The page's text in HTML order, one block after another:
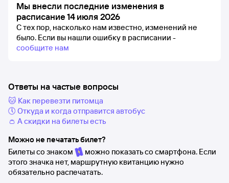
Мы внесли последние изменения в
расписание 14 июля 2026
С тех пор, насколько нам известно, изменений не
было. Если вы нашли ошибку в расписании -
сообщите нам
Ответы на частые вопросы
🐱 Как перевезти питомца
🕔 Откуда и когда отправится автобус
👛 А скидки на билеты есть
Можно не печатать билет?
Билеты со знаком
можно показать со смартфона. Если
этого значка нет, маршрутную квитанцию нужно
обязательно распечатать.